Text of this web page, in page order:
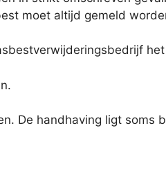
moet altijd gemeld
De handhaving ligt soms